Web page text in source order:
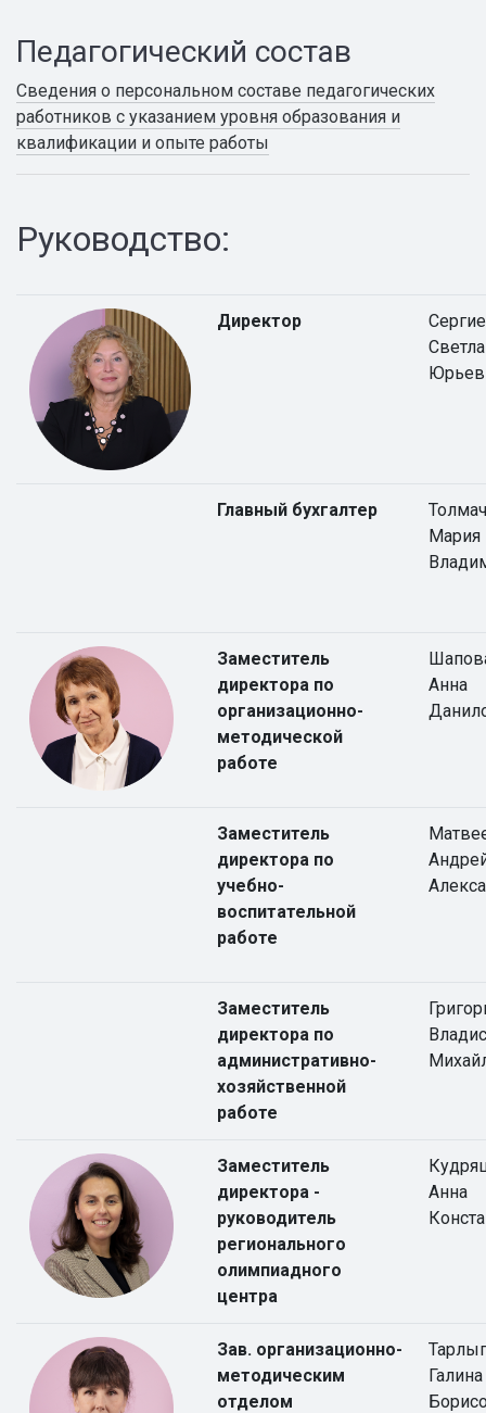
Педагогический состав
Cведения о персональном составе педагогических
работников с указанием уровня образования и
квалификации и опыте работы
Руководство:
Директор
Главный бухгалтер
Мария
Заместитель
директора по
организационно-
методической
работе
Анна
Заместитель
директора по
учебно-
воспитательной
работе
Заместитель
директора по
административно-
хозяйственной
работе
Заместитель
директора -
руководитель
регионального
олимпиадного
центра
Анна
Зав. организационно-
методическим
отделом
Галина